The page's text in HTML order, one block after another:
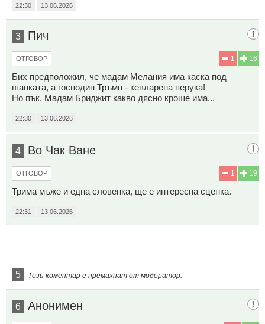
22:30 13.06.2026
3 Пич
16
1
ОТГОВОР
Бих предположил, че мадам Мелания има каска под
шапката, а господин Тръмп - кевларена перука!
Но пък, Мадам Бриджит какво дясно кроше има...
22:30 13.06.2026
4 Во Чак Ване
19
1
ОТГОВОР
Трима мъже и една словенка, ще е интересна сценка.
22:31 13.06.2026
5 Този коментар е премахнат от модератор.
6 Анонимен